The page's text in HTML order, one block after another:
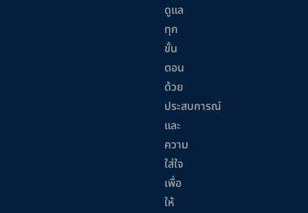
ดูแล
ทุก
ขั้น
ตอน
ด้วย
ประสบการณ์
และ
ความ
ใส่ใจ
เพื่อ
ให้